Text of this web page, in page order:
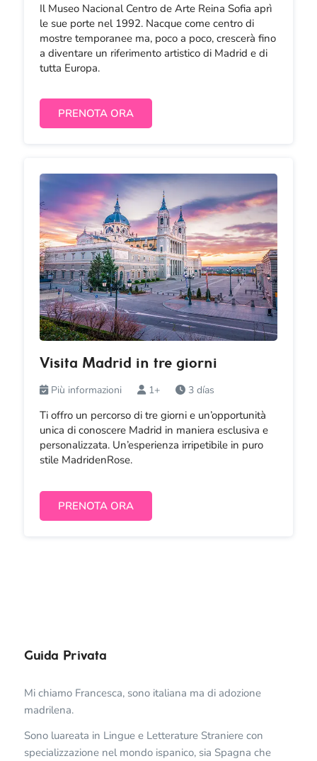
Il Museo Nacional Centro de Arte Reina Sofia aprì
le sue porte nel 1992. Nacque come centro di
mostre temporanee ma, poco a poco, crescerà fino
a diventare un riferimento artistico di Madrid e di
tutta Europa.
PRENOTA ORA
Visita Madrid in tre giorni
Più informazioni
1+ 3 días
Ti offro un percorso di tre giorni e un’opportunità
unica di conoscere Madrid in maniera esclusiva e
personalizzata. Un’esperienza irripetibile in puro
stile MadridenRose.
PRENOTA ORA
Guida Privata
Mi chiamo Francesca, sono italiana ma di adozione
madrilena.
Sono luareata in Lingue e Letterature Straniere con
specializzazione nel mondo ispanico, sia Spagna che